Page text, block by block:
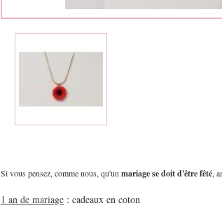
Si vous pensez, comme nous, qu'un mariage se doit d'être fêté,
1 an de mariage : cadeaux en coton